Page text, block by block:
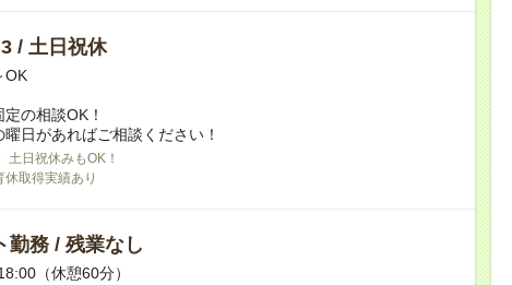
/ 土日祝休
OK
の相談OK！
曜日があればご相談ください！
土日祝休みもOK！
休取得実績あり
勤務 / 残業なし
（休憩60分）